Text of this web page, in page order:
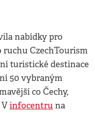
nabídky pro
CzechTourism
turistické destinace
50 vybraným
co Čechy,
infocentru na